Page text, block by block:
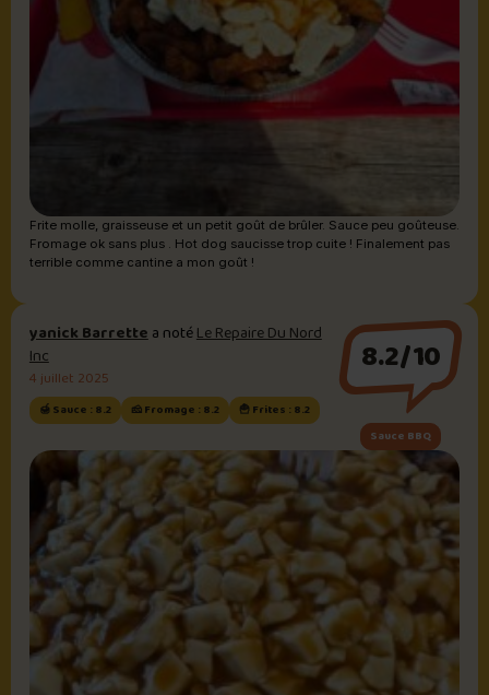
Frite molle, graisseuse et un petit goût de brûler. Sauce peu goûteuse.
Fromage ok sans plus . Hot dog saucisse trop cuite ! Finalement pas
terrible comme cantine a mon goût !
yanick Barrettea notéLe Repaire Du Nord
Inc
4 juillet 2025
🍯 Sauce : 8.2 🧀 Fromage : 8.2 🍟 Frites : 8.2
8.2/10
Sauce BBQ